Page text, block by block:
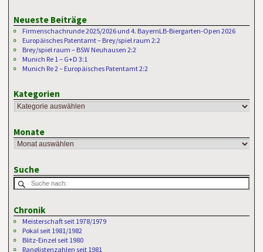
Neueste Beiträge
Firmenschachrunde 2025/2026 und 4. BayernLB-Biergarten-Open 2026
Europäisches Patentamt – Brey/spiel raum 2:2
Brey/spiel raum – BSW Neuhausen 2:2
Munich Re 1 – G+D 3:1
Munich Re 2 – Europäisches Patentamt 2:2
Kategorien
Monate
Suche
Chronik
Meisterschaft seit 1978/1979
Pokal seit 1981/1982
Blitz-Einzel seit 1980
Ranglistenzahlen seit 1981